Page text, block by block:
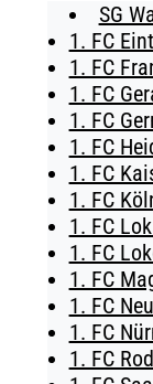
BUSINESS
SG
1. FC
1. FC
1. FC
1. FC
1. FC
1. FC
1. FC
1. FC
1. FC
1. FC
1. FC
1. FC
1. FC